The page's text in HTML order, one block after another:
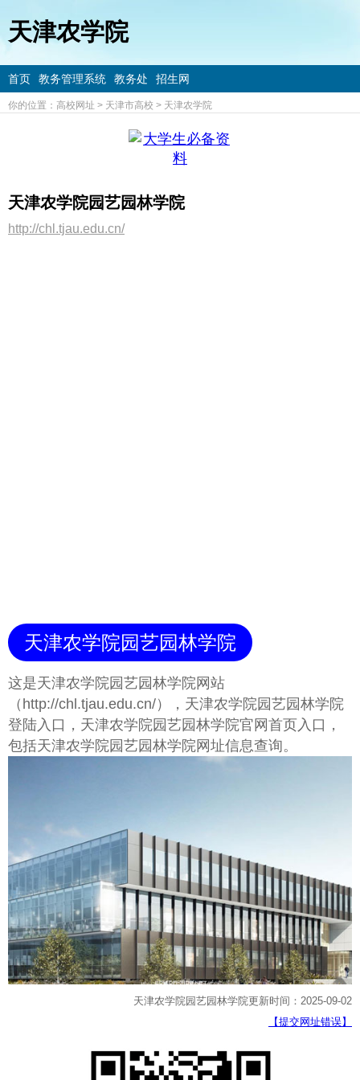
天津农学院
首页 教务管理系统 教务处 招生网
你的位置： 高校网址 > 天津市高校 > 天津农学院
天津农学院园艺园林学院
http://chl.tjau.edu.cn/
天津农学院园艺园林学院
这是天津农学院园艺园林学院网站
（http://chl.tjau.edu.cn/），天津农学院园艺园林学院
登陆入口，天津农学院园艺园林学院官网首页入口，
包括天津农学院园艺园林学院网址信息查询。
天津农学院园艺园林学院更新时间：2025-09-02
【提交网址错误】